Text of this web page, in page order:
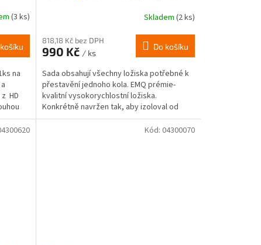
(3 ks)
na
HD
Skladem (2 ks)
818,18 Kč bez DPH
990 Kč / ks
Do košíku
Sada obsahují všechny ložiska potřebné k
přestavění jednoho kola. EMQ prémie-
kvalitní vysokorychlostní ložiska.
Konkrétně navržen tak, aby izoloval od
vody a nečistot a zároveň...
Kód: 04300070